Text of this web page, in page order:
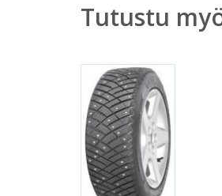
Tutustu